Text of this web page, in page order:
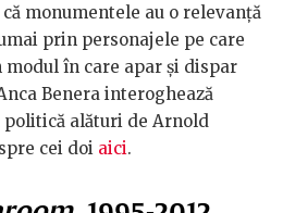
monumentele au o relevanță
prin personajele pe care
în care apar și dispar
Benera interoghează
alături de Arnold
cei doi aici.